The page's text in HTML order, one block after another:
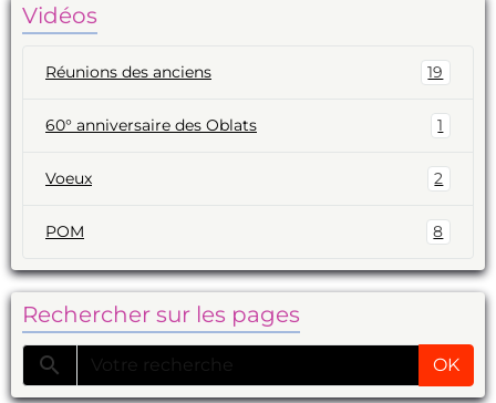
Vidéos
Réunions des anciens 19
60° anniversaire des Oblats 1
Voeux 2
POM 8
Rechercher sur les pages
OK